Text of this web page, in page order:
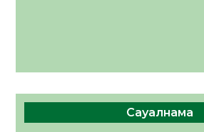
Сауалнама